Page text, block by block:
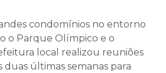
condomínios no entorno
o Parque Olímpico e o
local realizou reuniões
duas últimas semanas para